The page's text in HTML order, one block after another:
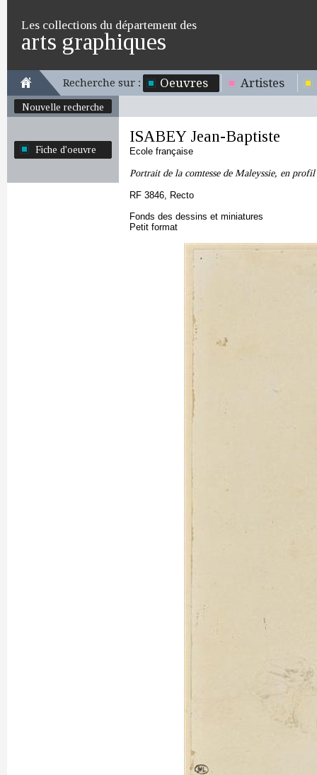
Les collections du département des
arts graphiques
Recherche sur : Oeuvres Artistes
Nouvelle recherche
Fiche d'oeuvre
ISABEY Jean-Baptiste
Ecole française
Portrait de la comtesse de Maleyssie, en
RF 3846, Recto
Fonds des dessins et miniatures
Petit format